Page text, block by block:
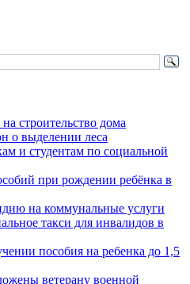
строительство дома
о выделении леса
и студентам по социальной
при рождении ребёнка в
на коммунальные услуги
такси для инвалидов в
пособия на ребенка до 1,5
ветерану военной